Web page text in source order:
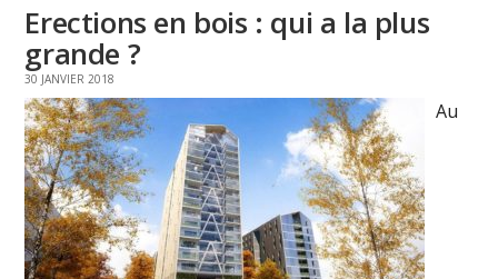
Erections en bois : qui a la plus
grande ?
30 JANVIER 2018
Au